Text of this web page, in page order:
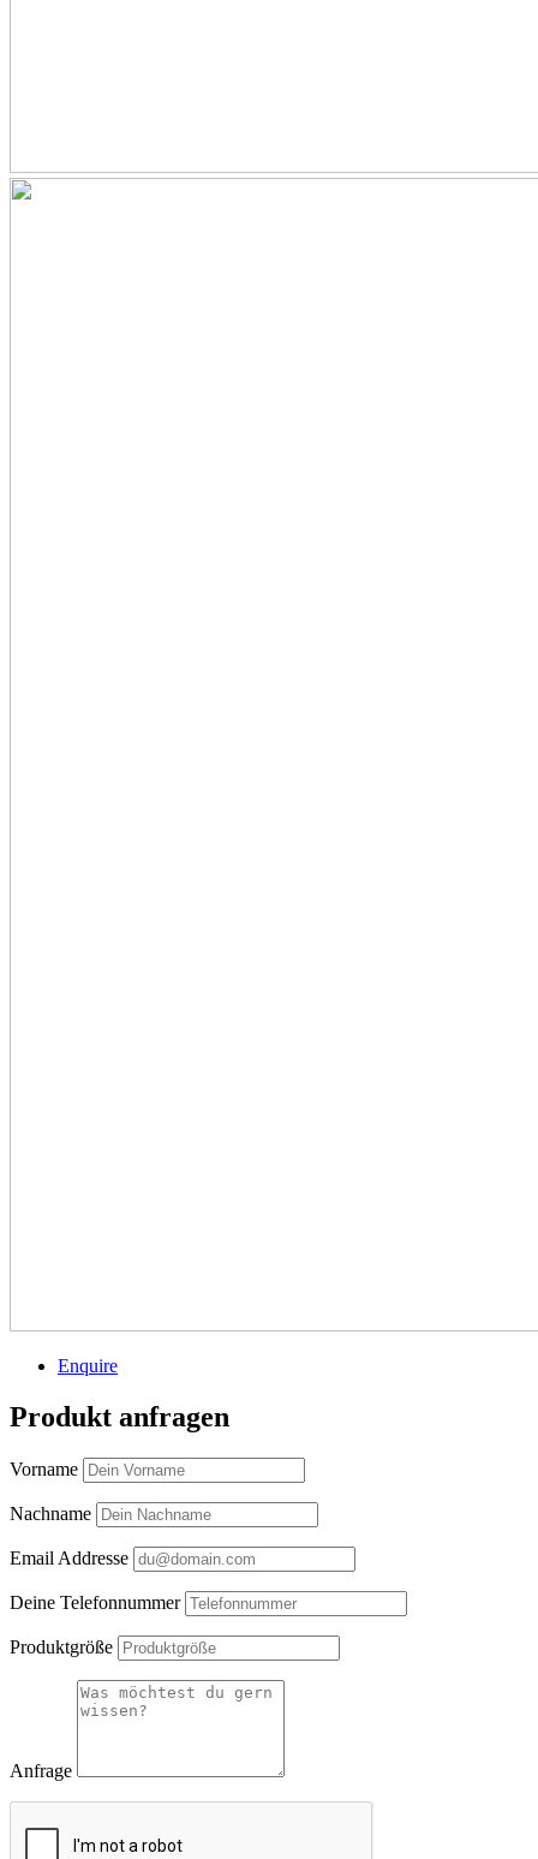
Enquire
Produkt anfragen
Vorname
Nachname
Email Addresse
Deine Telefonnummer
Produktgröße
Anfrage